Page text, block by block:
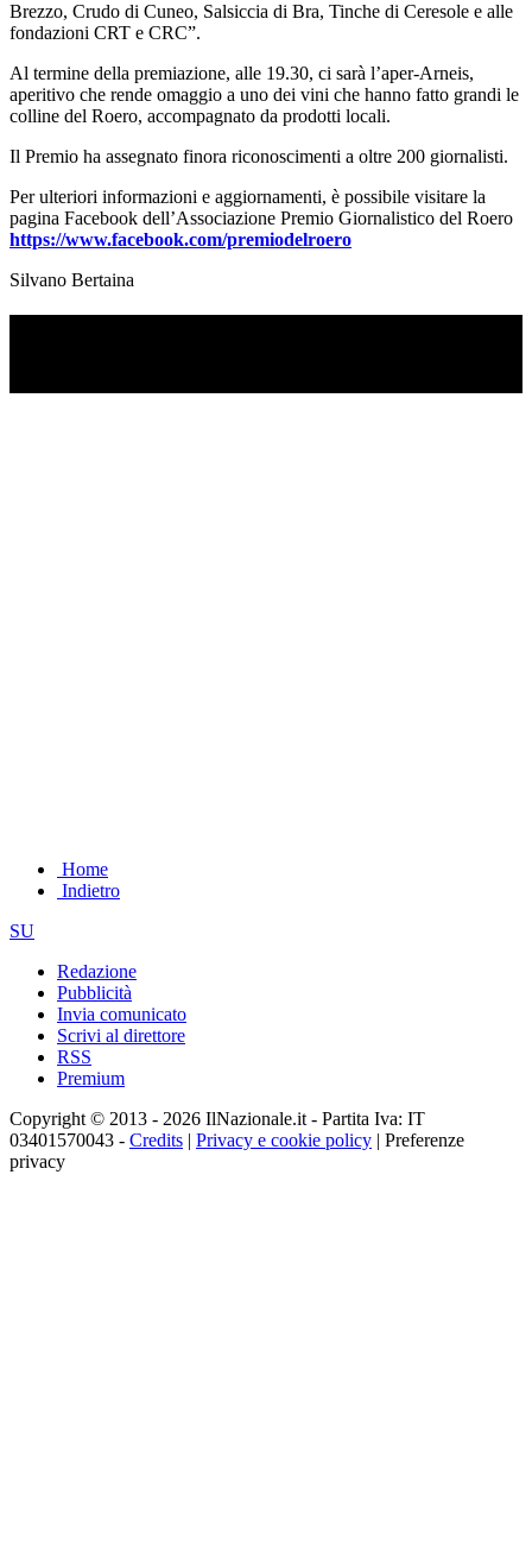
Brezzo, Crudo di Cuneo, Salsiccia di Bra, Tinche di Ceresole e alle
fondazioni CRT e CRC”.
Al termine della premiazione, alle 19.30, ci sarà l’aper-Arneis,
aperitivo che rende omaggio a uno dei vini che hanno fatto grandi le
colline del Roero, accompagnato da prodotti locali.
Il Premio ha assegnato finora riconoscimenti a oltre 200 giornalisti.
Per ulteriori informazioni e aggiornamenti, è possibile visitare la
pagina Facebook dell’Associazione Premio Giornalistico del Roero
https://www.facebook.com/premiodelroero
Silvano Bertaina
Home
Indietro
SU
Redazione
Pubblicità
Invia comunicato
Scrivi al direttore
RSS
Premium
Copyright © 2013 - 2026 IlNazionale.it - Partita Iva: IT
03401570043 - Credits | Privacy e cookie policy | Preferenze
privacy